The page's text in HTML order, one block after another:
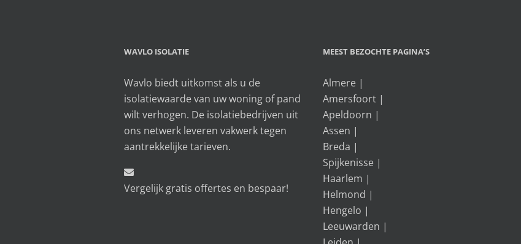
WAVLO ISOLATIE
Wavlo biedt uitkomst als u de
isolatiewaarde van uw woning of pand
wilt verhogen. De isolatiebedrijven uit
ons netwerk leveren vakwerk tegen
aantrekkelijke tarieven.
Vergelijk gratis offertes en bespaar!
MEEST BEZOCHTE PAGINA’S
Almere |
Amersfoort|
Apeldoorn |
Assen |
Breda |
Spijkenisse |
Haarlem |
Helmond |
Hengelo |
Leeuwarden |